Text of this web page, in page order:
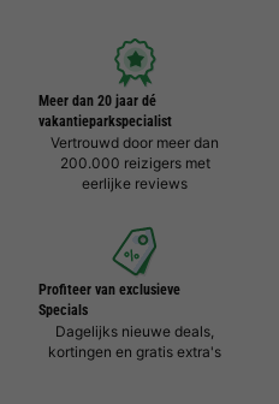
Meer dan 20 jaar dé
vakantieparkspecialist
Vertrouwd door meer dan
200.000 reizigers met
eerlijke reviews
Profiteer van exclusieve
Specials
Dagelijks nieuwe deals,
kortingen en gratis extra's